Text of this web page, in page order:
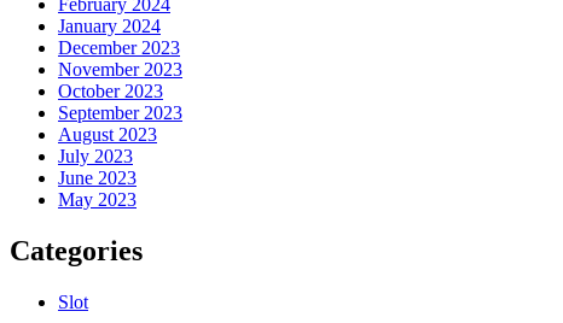
February 2024
January 2024
December 2023
November 2023
October 2023
September 2023
August 2023
July 2023
June 2023
May 2023
Categories
Slot